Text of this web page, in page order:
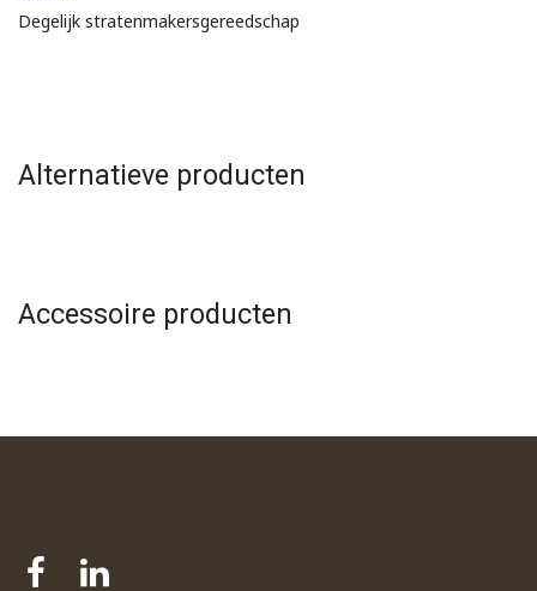
Degelijk stratenmakersgereedschap
Alternatieve producten
Accessoire producten